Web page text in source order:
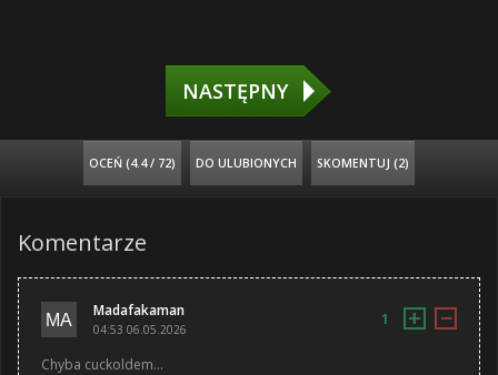
NASTĘPNY
OCEŃ (4.4 / 72) DO ULUBIONYCH SKOMENTUJ (2)
Komentarze
Madafakaman
04:53 06.05.2026
1 + −
Chyba cuckoldem...